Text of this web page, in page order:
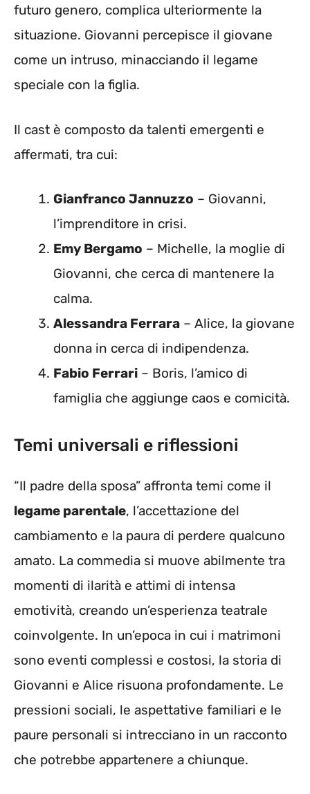
futuro genero, complica ulteriormente la
situazione. Giovanni percepisce il giovane
come un intruso, minacciando il legame
speciale con la figlia.
Il cast è composto da talenti emergenti e
affermati, tra cui:
Gianfranco Jannuzzo – Giovanni,
l’imprenditore in crisi.
Emy Bergamo – Michelle, la moglie di
Giovanni, che cerca di mantenere la
calma.
Alessandra Ferrara – Alice, la giovane
donna in cerca di indipendenza.
Fabio Ferrari – Boris, l’amico di
famiglia che aggiunge caos e comicità.
Temi universali e riflessioni
“Il padre della sposa” affronta temi come il
legame parentale, l’accettazione del
cambiamento e la paura di perdere qualcuno
amato. La commedia si muove abilmente tra
momenti di ilarità e attimi di intensa
emotività, creando un’esperienza teatrale
coinvolgente. In un’epoca in cui i matrimoni
sono eventi complessi e costosi, la storia di
Giovanni e Alice risuona profondamente. Le
pressioni sociali, le aspettative familiari e le
paure personali si intrecciano in un racconto
che potrebbe appartenere a chiunque.